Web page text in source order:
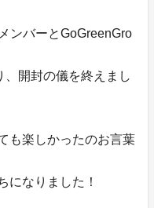
ンバーとGoGreenGro
開封の儀を終えまし
も楽しかったのお言葉
になりました！